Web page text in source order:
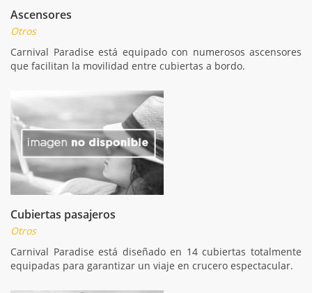
Ascensores
Otros
Carnival Paradise está equipado con numerosos ascensores
que facilitan la movilidad entre cubiertas a bordo.
Cubiertas pasajeros
Otros
Carnival Paradise está diseñado en 14 cubiertas totalmente
equipadas para garantizar un viaje en crucero espectacular.